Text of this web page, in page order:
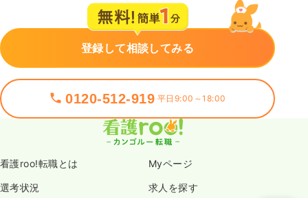
登録して相談してみる
0120-512-919 平日9:00～18:00
看護roo!転職とは Myページ
選考状況 求人を探す